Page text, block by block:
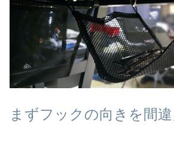
まずフックの向きを間違